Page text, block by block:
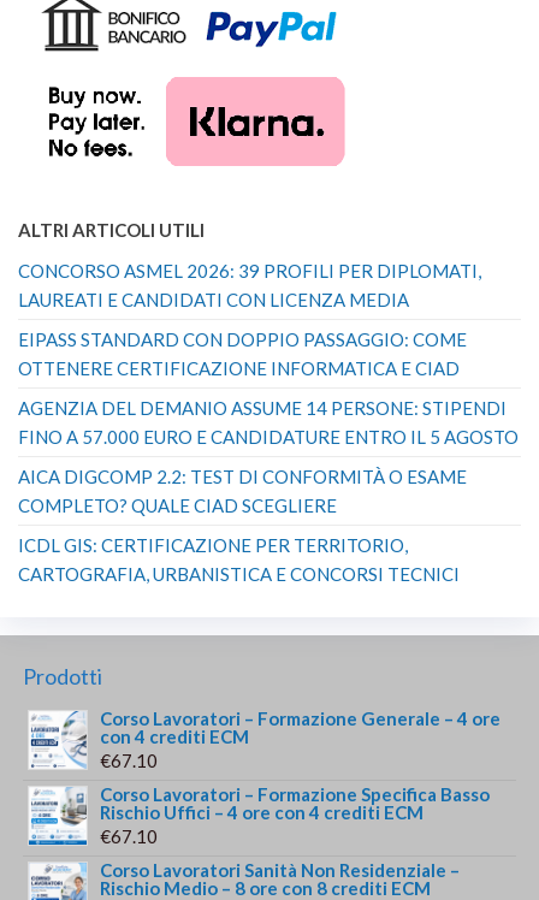
ALTRI ARTICOLI UTILI
CONCORSO ASMEL 2026: 39 PROFILI PER DIPLOMATI,
LAUREATI E CANDIDATI CON LICENZA MEDIA
EIPASS STANDARD CON DOPPIO PASSAGGIO: COME
OTTENERE CERTIFICAZIONE INFORMATICA E CIAD
AGENZIA DEL DEMANIO ASSUME 14 PERSONE: STIPENDI
FINO A 57.000 EURO E CANDIDATURE ENTRO IL 5 AGOSTO
AICA DIGCOMP 2.2: TEST DI CONFORMITÀ O ESAME
COMPLETO? QUALE CIAD SCEGLIERE
ICDL GIS: CERTIFICAZIONE PER TERRITORIO,
CARTOGRAFIA, URBANISTICA E CONCORSI TECNICI
Prodotti
Corso Lavoratori – Formazione Generale – 4 ore
con 4 crediti ECM
€67.10
Corso Lavoratori – Formazione Specifica Basso
Rischio Uffici – 4 ore con 4 crediti ECM
€67.10
Corso Lavoratori Sanità Non Residenziale –
Rischio Medio – 8 ore con 8 crediti ECM